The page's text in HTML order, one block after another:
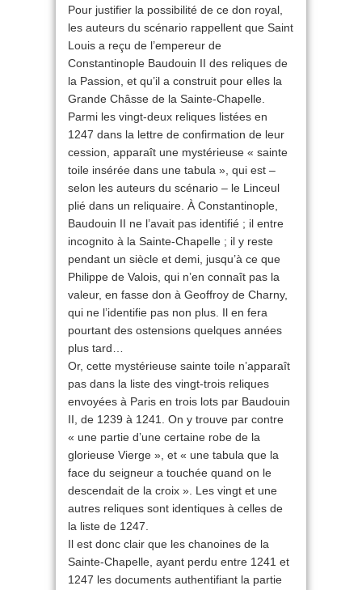
Pour justifier la possibilité de ce don royal,
les auteurs du scénario rappellent que Saint
Louis a reçu de l’empereur de
Constantinople Baudouin II des reliques de
la Passion, et qu’il a construit pour elles la
Grande Châsse de la Sainte-Chapelle.
Parmi les vingt-deux reliques listées en
1247 dans la lettre de confirmation de leur
cession, apparaît une mystérieuse « sainte
toile insérée dans une tabula », qui est –
selon les auteurs du scénario – le Linceul
plié dans un reliquaire. À Constantinople,
Baudouin II ne l’avait pas identifié ; il entre
incognito à la Sainte-Chapelle ; il y reste
pendant un siècle et demi, jusqu’à ce que
Philippe de Valois, qui n’en connaît pas la
valeur, en fasse don à Geoffroy de Charny,
qui ne l’identifie pas non plus. Il en fera
pourtant des ostensions quelques années
plus tard…
Or, cette mystérieuse sainte toile n’apparaît
pas dans la liste des vingt-trois reliques
envoyées à Paris en trois lots par Baudouin
II, de 1239 à 1241. On y trouve par contre
« une partie d’une certaine robe de la
glorieuse Vierge », et « une tabula que la
face du seigneur a touchée quand on le
descendait de la croix ». Les vingt et une
autres reliques sont identiques à celles de
la liste de 1247.
Il est donc clair que les chanoines de la
Sainte-Chapelle, ayant perdu entre 1241 et
1247 les documents authentifiant la partie